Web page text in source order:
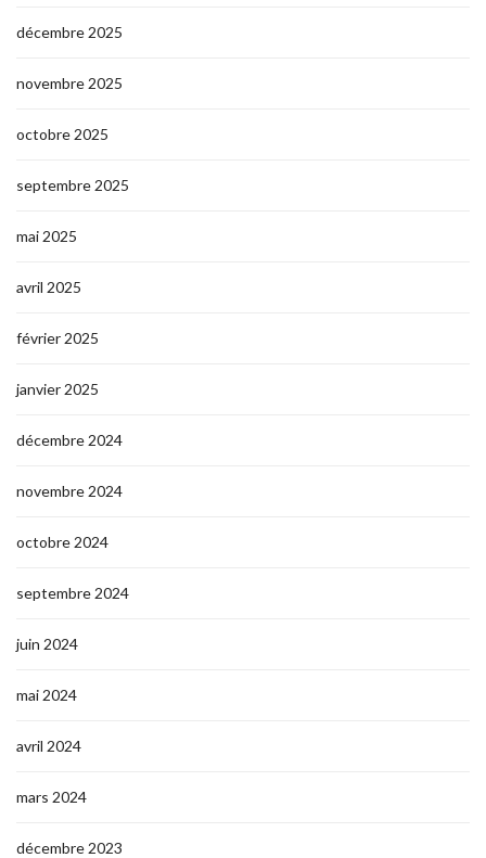
décembre 2025
novembre 2025
octobre 2025
septembre 2025
mai 2025
avril 2025
février 2025
janvier 2025
décembre 2024
novembre 2024
octobre 2024
septembre 2024
juin 2024
mai 2024
avril 2024
mars 2024
décembre 2023